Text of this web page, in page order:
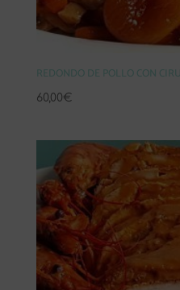
REDONDO DE POLLO CON
60,00€